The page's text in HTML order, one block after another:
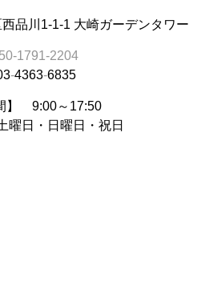
品川1-1-1 大崎ガーデンタワー
‐4363‐6835
】 9:00～17:50
曜日・日曜日・祝日